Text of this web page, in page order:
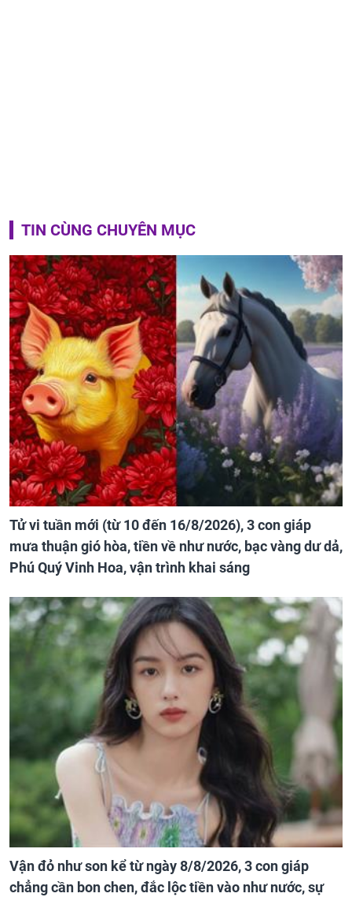
TIN CÙNG CHUYÊN MỤC
Tử vi tuần mới (từ 10 đến 16/8/2026), 3 con giáp
mưa thuận gió hòa, tiền về như nước, bạc vàng dư dả,
Phú Quý Vinh Hoa, vận trình khai sáng
Vận đỏ như son kể từ ngày 8/8/2026, 3 con giáp
chẳng cần bon chen, đắc lộc tiền vào như nước, sự